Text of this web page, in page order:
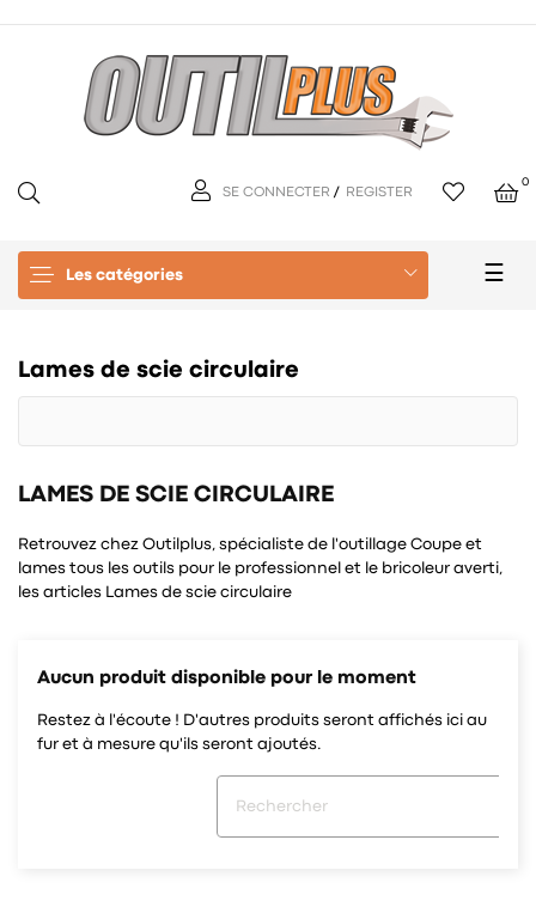
SE CONNECTER / REGISTER
0
Les catégories ☰
Lames de scie circulaire
LAMES DE SCIE CIRCULAIRE
Retrouvez chez Outilplus, spécialiste de l'outillage Coupe et
lames tous les outils pour le professionnel et le bricoleur averti,
les articles Lames de scie circulaire
Aucun produit disponible pour le moment
Restez à l'écoute ! D'autres produits seront affichés ici au
fur et à mesure qu'ils seront ajoutés.